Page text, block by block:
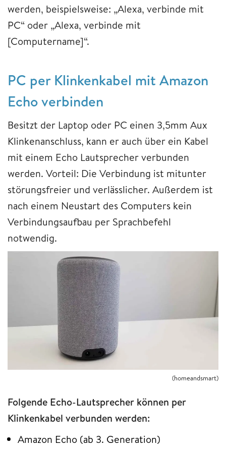
werden, beispielsweise: „Alexa, verbinde mit
PC“ oder „Alexa, verbinde mit
[Computername]“.
PC per Klinkenkabel mit Amazon
Echo verbinden
Besitzt der Laptop oder PC einen 3,5mm Aux
Klinkenanschluss, kann er auch über ein Kabel
mit einem Echo Lautsprecher verbunden
werden. Vorteil: Die Verbindung ist mitunter
störungsfreier und verlässlicher. Außerdem ist
nach einem Neustart des Computers kein
Verbindungsaufbau per Sprachbefehl
notwendig.
(homeandsmart)
Folgende Echo-Lautsprecher können per
Klinkenkabel verbunden werden:
Amazon Echo (ab 3. Generation)